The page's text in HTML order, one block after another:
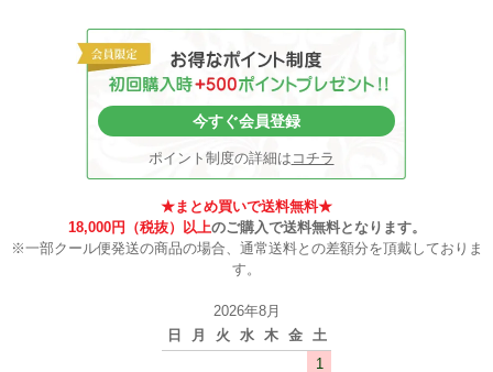
今すぐ会員登録
ポイント制度の詳細は コチラ
★まとめ買いで送料無料★
18,000円（税抜）以上のご購入で送料無料となります。
※一部クール便発送の商品の場合、通常送料との差額分を頂戴しておりま
す。
2026年8月
日
月 火 水 木 金
土
1